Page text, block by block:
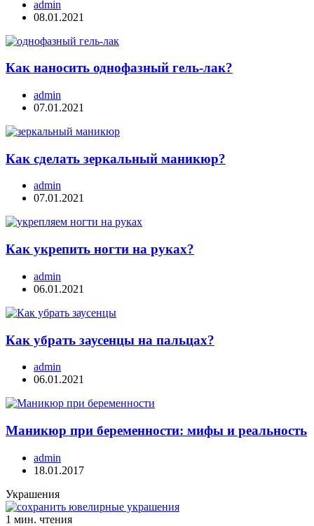
admin
08.01.2021
Как наносить однофазный гель-лак?
admin
07.01.2021
Как сделать зеркальный маникюр?
admin
07.01.2021
Как укрепить ногти на руках?
admin
06.01.2021
Как убрать заусенцы на пальцах?
admin
06.01.2021
Маникюр при беременности: мифы и реальность
admin
18.01.2017
Украшения
1 мин. чтения